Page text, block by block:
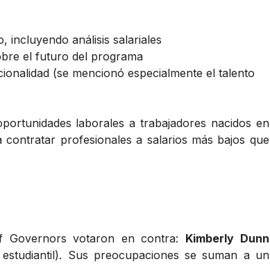
incluyendo análisis salariales
el futuro del programa
(se mencionó especialmente el talento
laborales a trabajadores nacidos en
profesionales a salarios más bajos que
Governors votaron en contra: Kimberly Dunn
Sus preocupaciones se suman a un